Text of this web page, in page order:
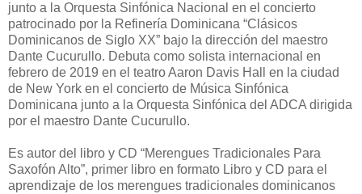
junto a la Orquesta Sinfónica Nacional en el concierto
patrocinado por la Refinería Dominicana “Clásicos
Dominicanos de Siglo XX” bajo la dirección del maestro
Dante Cucurullo. Debuta como solista internacional en
febrero de 2019 en el teatro Aaron Davis Hall en la ciudad
de New York en el concierto de Música Sinfónica
Dominicana junto a la Orquesta Sinfónica del ADCA dirigida
por el maestro Dante Cucurullo.
Es autor del libro y CD “Merengues Tradicionales Para
Saxofón Alto”, primer libro en formato Libro y CD para el
aprendizaje de los merengues tradicionales dominicanos